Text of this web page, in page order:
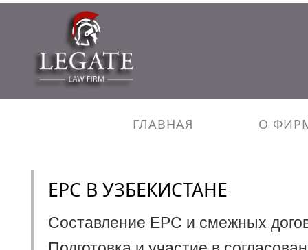
ГЛАВНАЯ О
EPC В УЗБЕКИСТАНЕ
Составление EPC и смежных